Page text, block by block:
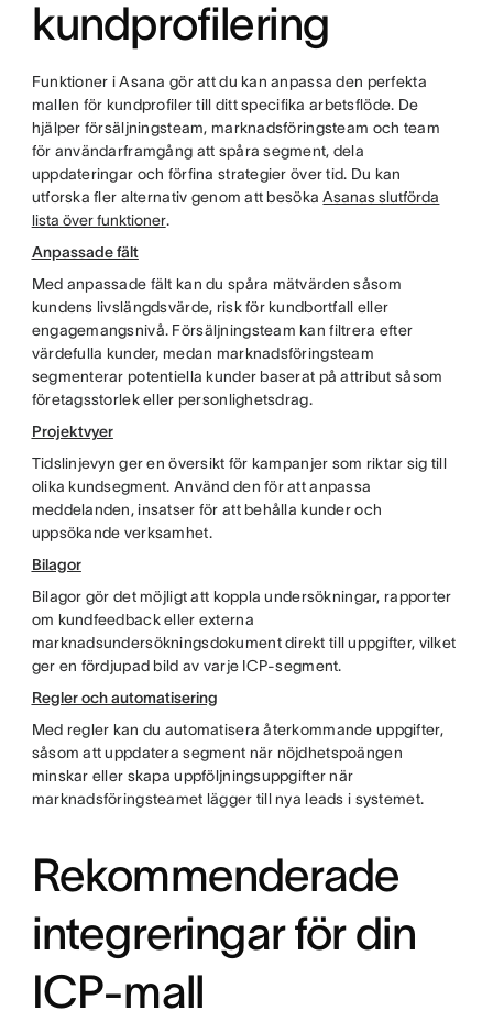
kundprofilering
Funktioner i Asana gör att du kan anpassa den perfekta
mallen för kundprofiler till ditt specifika arbetsflöde. De
hjälper försäljningsteam, marknadsföringsteam och team
för användarframgång att spåra segment, dela
uppdateringar och förfina strategier över tid. Du kan
utforska fler alternativ genom att besökaAsanas slutförda
lista över funktioner.
Anpassade fält
Med anpassade fält kan du spåra mätvärden såsom
kundens livslängdsvärde, risk för kundbortfall eller
engagemangsnivå. Försäljningsteam kan filtrera efter
värdefulla kunder, medan marknadsföringsteam
segmenterar potentiella kunder baserat på attribut såsom
företagsstorlek eller personlighetsdrag.
Projektvyer
Tidslinjevyn ger en översikt för kampanjer som riktar sig till
olika kundsegment. Använd den för att anpassa
meddelanden, insatser för att behålla kunder och
uppsökande verksamhet.
Bilagor
Bilagor gör det möjligt att koppla undersökningar, rapporter
om kundfeedback eller externa
marknadsundersökningsdokument direkt till uppgifter, vilket
ger en fördjupad bild av varje ICP-segment.
Regler och automatisering
Med regler kan du automatisera återkommande uppgifter,
såsom att uppdatera segment när nöjdhetspoängen
minskar eller skapa uppföljningsuppgifter när
marknadsföringsteamet lägger till nya leads i systemet.
Rekommenderade
integreringar för din
ICP-mall